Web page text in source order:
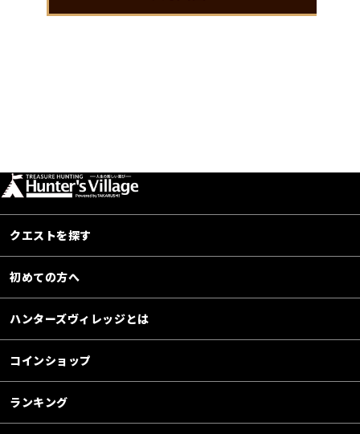
クエストを探す
初めての方へ
ハンターズヴィレッジとは
コインショップ
ランキング